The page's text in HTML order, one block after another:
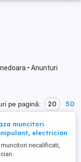
• Anunturi
pe pagină: 20 50
muncitori
electrician
necalificati,